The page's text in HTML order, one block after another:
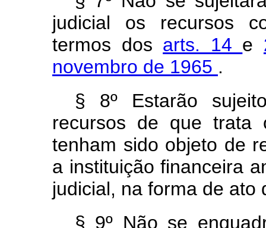
judicial os recursos
termos dos arts. 14 e
novembro de 1965 .
§ 8º Estarão
recursos de que
tenham sido objeto de
a instituição financeira
judicial, na forma de ato
§ 9º Não se